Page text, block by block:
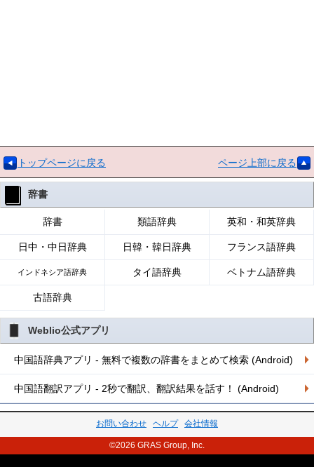
トップページに戻る ページ上部に戻る
辞書
辞書 類語辞典 英和・和英辞典
日中・中日辞典 日韓・韓日辞典 フランス語辞典
インドネシア語辞典 タイ語辞典 ベトナム語辞典
古語辞典
Weblio公式アプリ
中国語辞典アプリ - 無料で複数の辞書をまとめて検索 (Android)
中国語翻訳アプリ - 2秒で翻訳、翻訳結果を話す！ (Android)
お問い合わせ ヘルプ 会社情報
©2026 GRAS Group, Inc.